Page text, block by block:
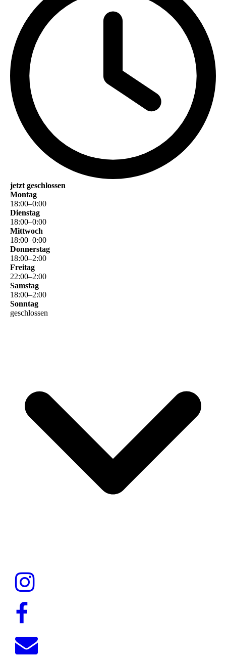
jetzt geschlossen
Montag
18:00–0:00
Dienstag
18:00–0:00
Mittwoch
18:00–0:00
Donnerstag
18:00–2:00
Freitag
22:00–2:00
Samstag
18:00–2:00
Sonntag
geschlossen